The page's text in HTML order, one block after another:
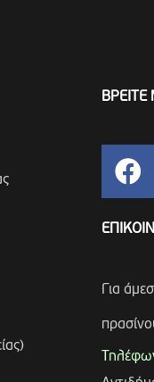
ΒΡΕΙΤΕ
Για